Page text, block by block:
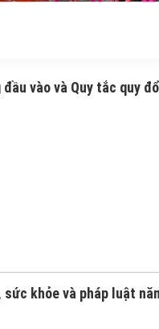
vào và Quy tắc quy
khỏe và pháp luật